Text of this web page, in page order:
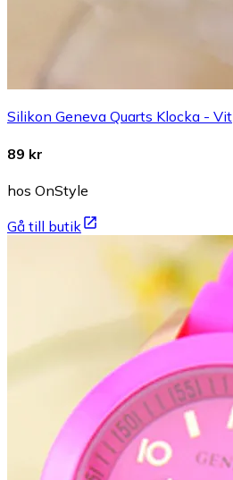
Silikon Geneva Quarts Klocka - Vit
89 kr
hos OnStyle
Gå till butik